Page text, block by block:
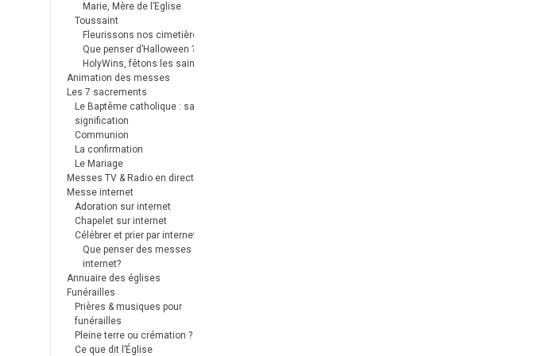
Marie, Mère de l’Eglise
Toussaint
Fleurissons nos cimetières
Que penser d’Halloween ?
HolyWins, fêtons les saints !
Animation des messes
Les 7 sacrements
Le Baptême catholique : sa
signification
Communion
La confirmation
Le Mariage
Messes TV & Radio en direct
Messe internet
Adoration sur internet
Chapelet sur internet
Célébrer et prier par internet
Que penser des messes
internet?
Annuaire des églises
Funérailles
Prières & musiques pour
funérailles
Pleine terre ou crémation ?
Ce que dit l’Église